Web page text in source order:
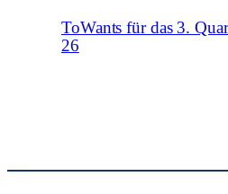
ToWants für das 3.
26